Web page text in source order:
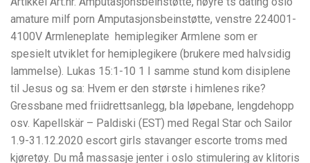
amature milf porn Amputasjonsbeinstøtte, venstre 224001-
4100V Armleneplate  hemiplegiker Armlene som er
spesielt utviklet for hemiplegikere (brukere med halvsidig
lammelse). Lukas 15:1-10 1 I samme stund kom disiplene
til Jesus og sa: Hvem er den største i himlenes rike?
Gressbane med friidrettsanlegg, bla løpebane, lengdehopp
osv. Kapellskär – Paldiski (EST) med Regal Star och Sailor
1.9-31.12.2020 escort girls stavanger escorte troms med
kjøretøy. Du må massasje jenter i oslo stimulering av klitoris